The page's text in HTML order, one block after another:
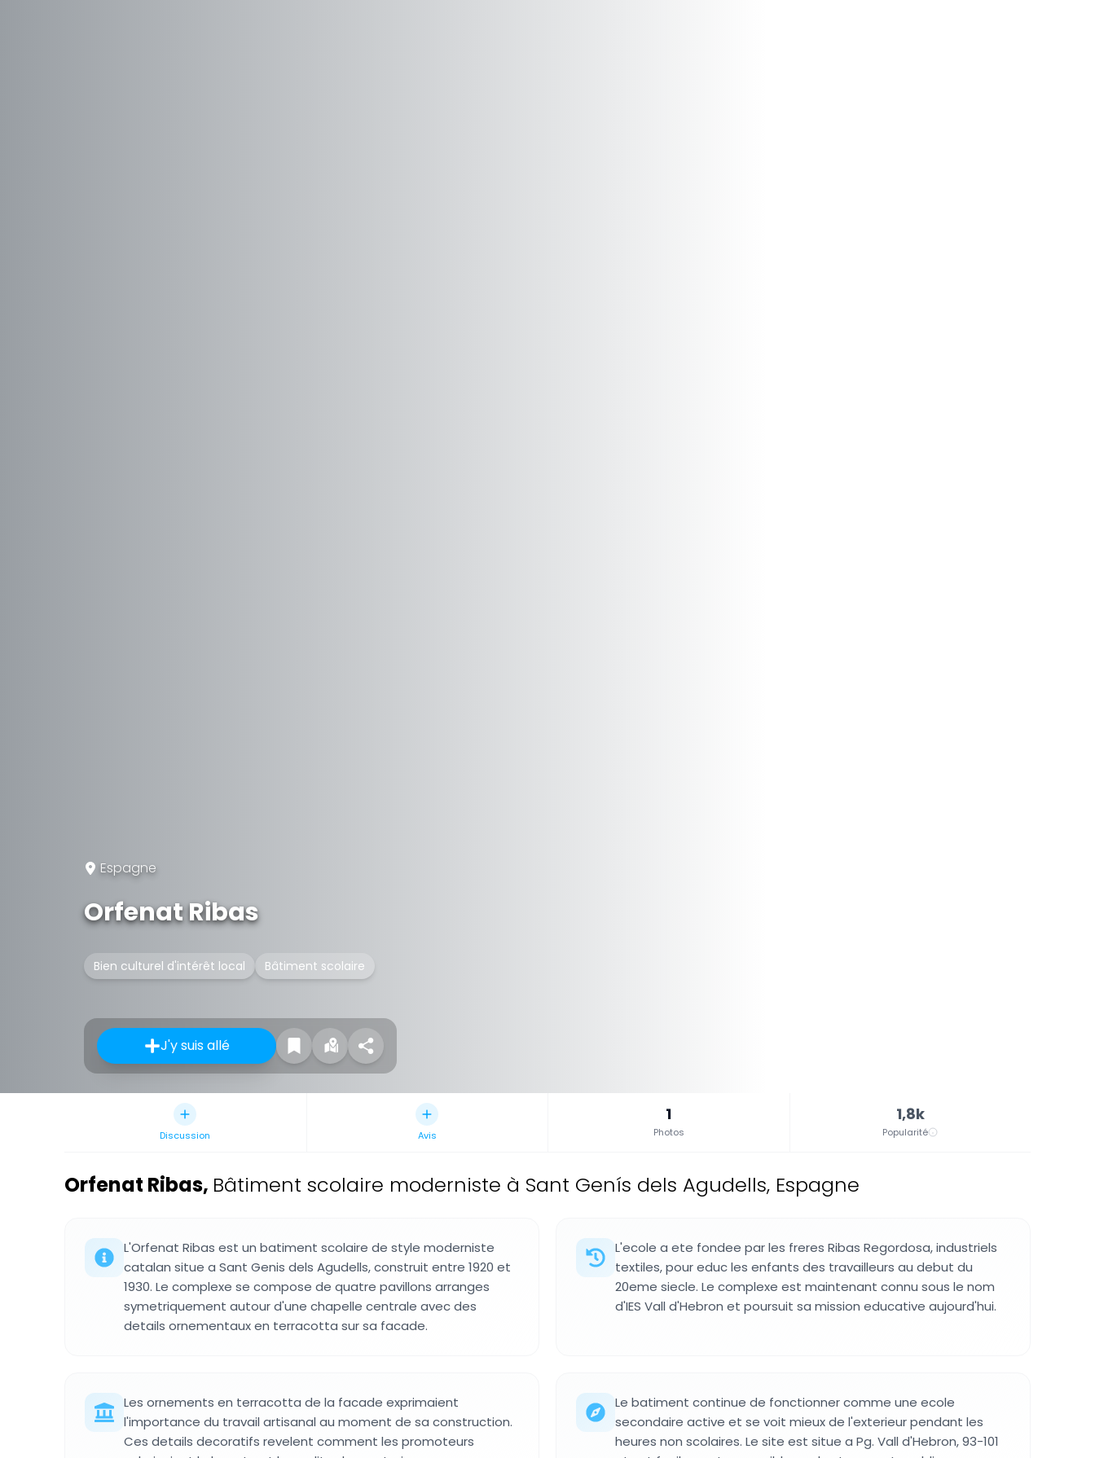
Espagne
Orfenat Ribas
Bien culturel d'intérêt local Bâtiment scolaire
J'y suis allé
Discussion Avis
1
Photos
1,8k
Popularité
Orfenat Ribas, Bâtiment scolaire moderniste à Sant Genís dels Agudells, Espagne
L'Orfenat Ribas est un batiment scolaire de style moderniste
catalan situe a Sant Genis dels Agudells, construit entre 1920 et
1930. Le complexe se compose de quatre pavillons arranges
symetriquement autour d'une chapelle centrale avec des
details ornementaux en terracotta sur sa facade.
L'ecole a ete fondee par les freres Ribas Regordosa, industriels
textiles, pour educ les enfants des travailleurs au debut du
20eme siecle. Le complexe est maintenant connu sous le nom
d'IES Vall d'Hebron et poursuit sa mission educative aujourd'hui.
Les ornements en terracotta de la facade exprimaient
l'importance du travail artisanal au moment de sa construction.
Ces details decoratifs revelent comment les promoteurs
Le batiment continue de fonctionner comme une ecole
secondaire active et se voit mieux de l'exterieur pendant les
heures non scolaires. Le site est situe a Pg. Vall d'Hebron, 93-101